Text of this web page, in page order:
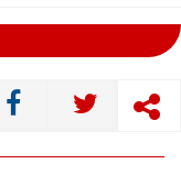
CONDIVIDI